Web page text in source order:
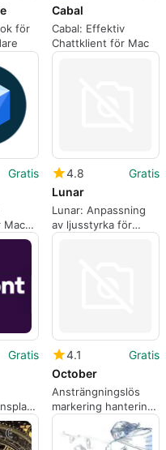
för
Cabal
Cabal: Effektiv
Chattklient för Mac
Gratis
Mac-
4.8
Gratis
Lunar
Lunar: Anpassning
av ljusstyrka för
externa skärmar
Gratis
4.1
Gratis
October
Ansträngningslös
markering hantering
för Kobo-användare